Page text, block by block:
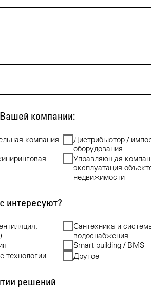
компании:
компания
Дистрибьютор /
оборудования
Управляющая
эксплуатация
недвижимости
интересуют?
Сантехника и
водоснабжения
Smart building / BMS
технологии
Другое
решений